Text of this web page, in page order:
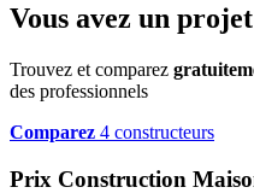
Vous avez un
Trouvez et comparez
des professionnels
Comparez 4 constructeurs
Prix Construction